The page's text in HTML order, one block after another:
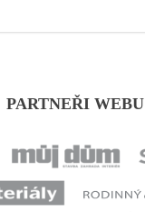
PARTNEŘI WEBU